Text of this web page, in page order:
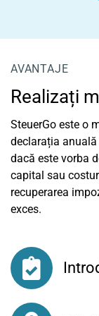
AVANTAJE
Realizați
SteuerGo este o
declarația
dacă este vorba
capital sau
recuperarea
exces.